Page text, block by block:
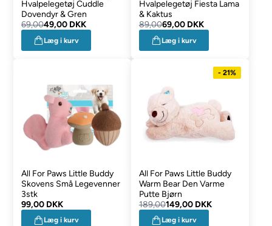
Hvalpelegetøj Cuddle
Dovendyr & Gren
69,0049,00 DKK
Læg i kurv
Hvalpelegetøj Fiesta Lama
& Kaktus
89,0069,00 DKK
Læg i kurv
All For Paws Little Buddy
Skovens Små Legevenner
3stk
99,00 DKK
Læg i kurv
- 21%
All For Paws Little Buddy
Warm Bear Den Varme
Putte Bjørn
189,00149,00 DKK
Læg i kurv